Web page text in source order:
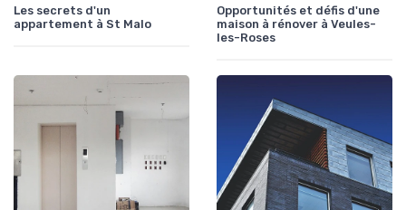
Les secrets d'un
appartement à St Malo
Opportunités et défis d'une
maison à rénover à Veules-
les-Roses